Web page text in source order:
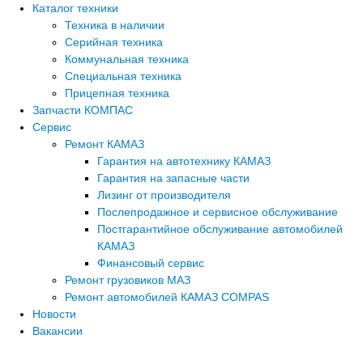
Каталог техники
Техника в наличии
Серийная техника
Коммунальная техника
Специальная техника
Прицепная техника
Запчасти КОМПАС
Сервис
Ремонт КАМАЗ
Гарантия на автотехнику КАМАЗ
Гарантия на запасные части
Лизинг от производителя
Послепродажное и сервисное обслуживание
Постгарантийное обслуживание автомобилей
КАМАЗ
Финансовый сервис
Ремонт грузовиков МАЗ
Ремонт автомобилей КАМАЗ COMPAS
Новости
Вакансии